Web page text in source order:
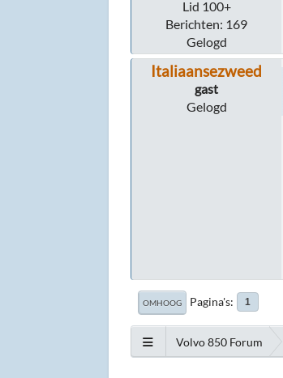
Lid 100+
Berichten: 169
Gelogd
Italiaansezweed
gast
Gelogd
OMHOOG Pagina's 1
Volvo 850 Forum